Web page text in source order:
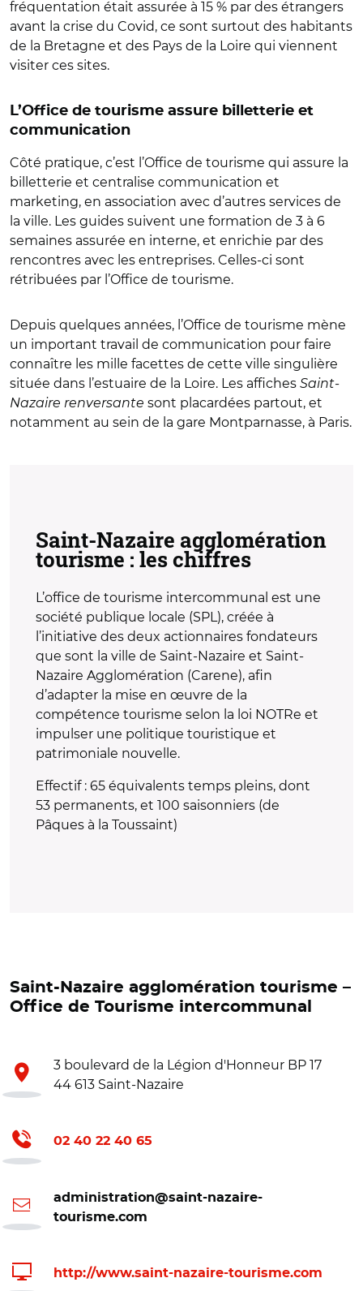
fréquentation était assurée à 15 % par des étrangers
avant la crise du Covid, ce sont surtout des habitants
de la Bretagne et des Pays de la Loire qui viennent
visiter ces sites.
L’Office de tourisme assure billetterie et
communication
Côté pratique, c’est l’Office de tourisme qui assure la
billetterie et centralise communication et
marketing, en association avec d’autres services de
la ville. Les guides suivent une formation de 3 à 6
semaines assurée en interne, et enrichie par des
rencontres avec les entreprises. Celles-ci sont
rétribuées par l’Office de tourisme.
Depuis quelques années, l’Office de tourisme mène
un important travail de communication pour faire
connaître les mille facettes de cette ville singulière
située dans l’estuaire de la Loire. Les affiches Saint-
Nazaire renversante sont placardées partout, et
notamment au sein de la gare Montparnasse, à Paris.
Saint-Nazaire agglomération
tourisme : les chiffres
L’office de tourisme intercommunal est une
société publique locale (SPL), créée à
l’initiative des deux actionnaires fondateurs
que sont la ville de Saint-Nazaire et Saint-
Nazaire Agglomération (Carene), afin
d’adapter la mise en œuvre de la
compétence tourisme selon la loi NOTRe et
impulser une politique touristique et
patrimoniale nouvelle.
Effectif : 65 équivalents temps pleins, dont
53 permanents, et 100 saisonniers (de
Pâques à la Toussaint)
Saint-Nazaire agglomération tourisme –
Office de Tourisme intercommunal
3 boulevard de la Légion d'Honneur BP 17
44 613 Saint-Nazaire
02 40 22 40 65
administration@saint-nazaire-
tourisme.com
http://www.saint-nazaire-tourisme.com